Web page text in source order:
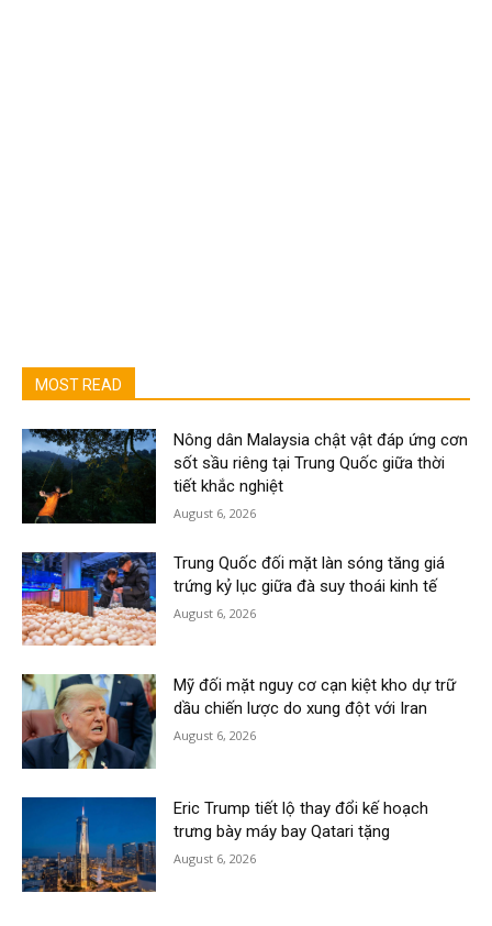
MOST READ
Nông dân Malaysia chật vật đáp ứng cơn
sốt sầu riêng tại Trung Quốc giữa thời
tiết khắc nghiệt
August 6, 2026
Trung Quốc đối mặt làn sóng tăng giá
trứng kỷ lục giữa đà suy thoái kinh tế
August 6, 2026
Mỹ đối mặt nguy cơ cạn kiệt kho dự trữ
dầu chiến lược do xung đột với Iran
August 6, 2026
Eric Trump tiết lộ thay đổi kế hoạch
trưng bày máy bay Qatari tặng
August 6, 2026